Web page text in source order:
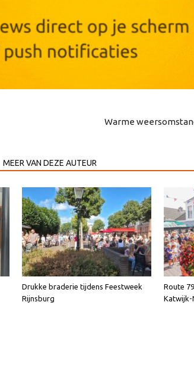
Warme
MEER VAN DEZE AUTEUR
Drukke braderie tijdens Feestweek
Rijnsburg
Route
Katwijk-